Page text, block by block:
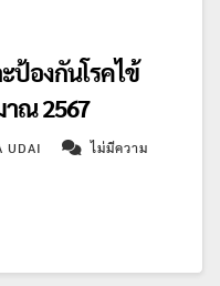
ป้องกันโรคไข้
าณ 2567
UDAI
ไม่มีความ